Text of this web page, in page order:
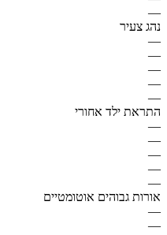
—
נהג צעיר
—
—
—
—
—
התראת ילד אחורי
—
—
—
—
—
אורות גבוהים אוטומטיים
—
—